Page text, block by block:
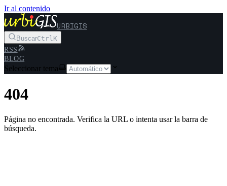
Ir al contenido
URBIGIS
BuscarCtrlK
RSS
BLOG
Seleccionar tema
404
Página no encontrada. Verifica la URL o intenta usar la barra de
búsqueda.